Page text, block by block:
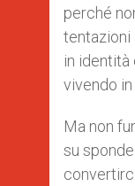
perché
tentazioni
in
vivendo in
Ma non
su